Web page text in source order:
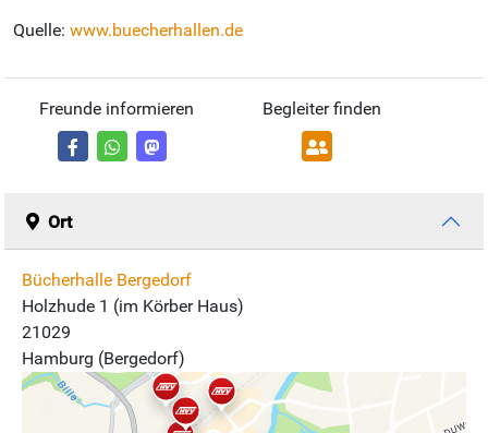
Quelle: www.buecherhallen.de
Freunde informieren Begleiter finden
Ort
Bücherhalle Bergedorf
Holzhude 1 (im Körber Haus)
21029
Hamburg (Bergedorf)